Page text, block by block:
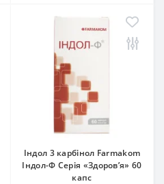
Індол 3 карбінол Farmakom
Індол-Ф Серія «Здоров’я» 60
капс